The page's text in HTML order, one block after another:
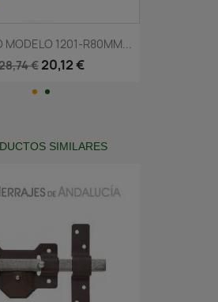
MODELO 1201-R80MM...
€ 20,12 €
SIMILARES